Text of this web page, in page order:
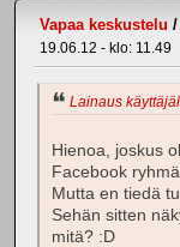
Vapaa keskustelu /
19.06.12 - klo: 11.49
Lainaus
Hienoa, joskus
Facebook
Mutta en tiedä
Sehän sitten
mitä? :D